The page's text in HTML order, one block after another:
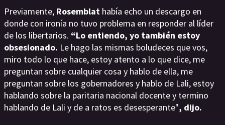
Previamente, Rosemblat había echo un descargo en
donde con ironía no tuvo problema en responder al líder
de los libertarios. “Lo entiendo, yo también estoy
obsesionado. Le hago las mismas boludeces que vos,
miro todo lo que hace, estoy atento a lo que dice, me
preguntan sobre cualquier cosa y hablo de ella, me
preguntan sobre los gobernadores y hablo de Lali, estoy
hablando sobre la paritaria nacional docente y termino
hablando de Lali y de a ratos es desesperante", dijo.